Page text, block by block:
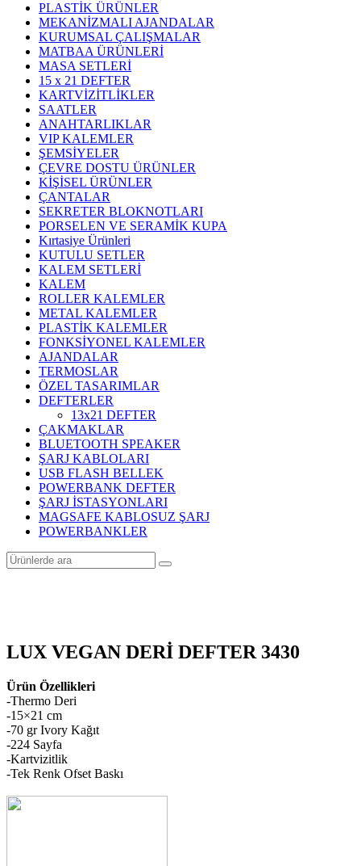
PLASTİK ÜRÜNLER
MEKANİZMALI AJANDALAR
KURUMSAL ÇALIŞMALAR
MATBAA ÜRÜNLERİ
MASA SETLERİ
15 x 21 DEFTER
KARTVİZİTLİKLER
SAATLER
ANAHTARLIKLAR
VIP KALEMLER
ŞEMSİYELER
ÇEVRE DOSTU ÜRÜNLER
KİŞİSEL ÜRÜNLER
ÇANTALAR
SEKRETER BLOKNOTLARI
PORSELEN VE SERAMİK KUPA
Kırtasiye Ürünleri
KUTULU SETLER
KALEM SETLERİ
KALEM
ROLLER KALEMLER
METAL KALEMLER
PLASTİK KALEMLER
FONKSİYONEL KALEMLER
AJANDALAR
TERMOSLAR
ÖZEL TASARIMLAR
DEFTERLER
13x21 DEFTER
ÇAKMAKLAR
BLUETOOTH SPEAKER
ŞARJ KABLOLARI
USB FLASH BELLEK
POWERBANK DEFTER
ŞARJ İSTASYONLARI
MAGSAFE KABLOSUZ ŞARJ
POWERBANKLER
LUX VEGAN DERİ DEFTER 3430
Ürün Özellikleri
-Thermo Deri
-15×21 cm
-70 gr Ivory Kağıt
-224 Sayfa
-Kartvizitlik
-Tek Renk Ofset Baskı